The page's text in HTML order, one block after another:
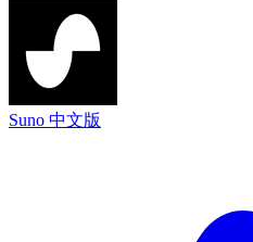
Suno 中文版